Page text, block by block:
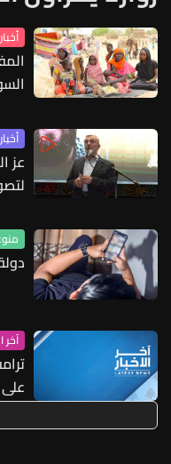
عز
آخر